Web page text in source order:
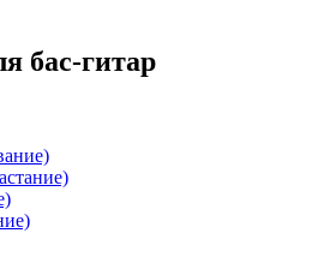
бас-гитар